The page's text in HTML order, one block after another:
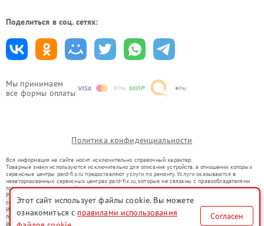
Мы принимаем
все формы оплаты
Поделиться в соц. сетях:
Политика конфиденциальности
Вся информация на сайте носит исключительно справочный характер.
Товарные знаки используются исключительно для описания устройств, в отношении которых
сервисные центры pard-fix.ru предоставляют услуги по ремонту. Услуги оказываются в
неавторизованных сервисных центрах pard-fix.ru, которые не связаны с правообладателями
товарных знаков или их официальными представителями.
Ремонт осуществляется для устройств, уже введенных в гражданский оборот в соответствии
со статьей 1487 ГК РФ.
Использование товарных знаков не преследует цели индивидуализации услуг или введения
потребителей в заблуждение, а служит для информирования о предоставляемых услугах по
ремонту техники указанных брендов.
Этот сайт использует файлы cookie. Вы можете
ознакомиться с правилами использования
Согласен